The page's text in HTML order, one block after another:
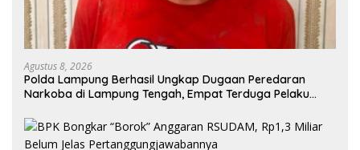
Agustus 8, 2026
Polda Lampung Berhasil Ungkap Dugaan Peredaran
Narkoba di Lampung Tengah, Empat Terduga Pelaku